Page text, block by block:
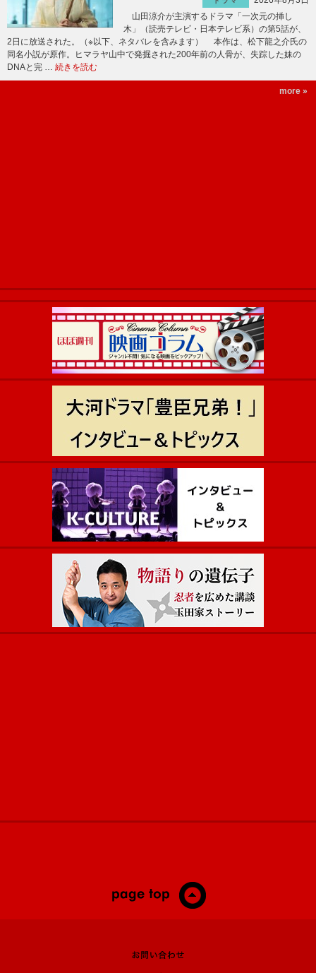
山田涼介が主演するドラマ「一次元の挿し
木」（読売テレビ・日本テレビ系）の第5話が、
2日に放送された。（※以下、ネタバレを含みます） 本作は、松下龍之介氏の
同名小説が原作。ヒマラヤ山中で発掘された200年前の人骨が、失踪した妹の
DNAと完 … 続きを読む
more »